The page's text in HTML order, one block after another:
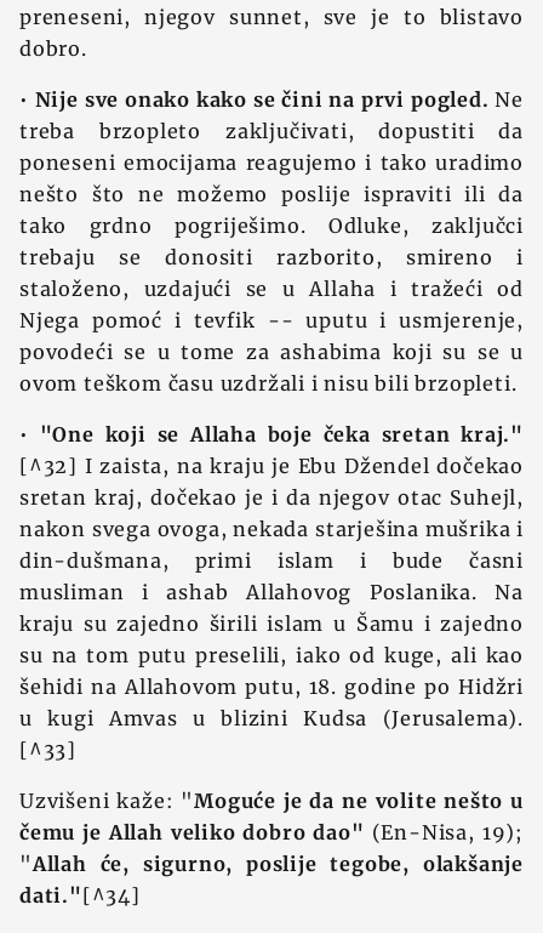
preneseni, njegov sunnet, sve je to blistavo
dobro.
• Nije sve onako kako se čini na prvi pogled. Ne
treba brzopleto zaključivati, dopustiti da
poneseni emocijama reagujemo i tako uradimo
nešto što ne možemo poslije ispraviti ili da
tako grdno pogriješimo. Odluke, zaključci
trebaju se donositi razborito, smireno i
staloženo, uzdajući se u Allaha i tražeći od
Njega pomoć i tevfik -- uputu i usmjerenje,
povodeći se u tome za ashabima koji su se u
ovom teškom času uzdržali i nisu bili brzopleti.
• "One koji se Allaha boje čeka sretan kraj."
[^32] I zaista, na kraju je Ebu Džendel dočekao
sretan kraj, dočekao je i da njegov otac Suhejl,
nakon svega ovoga, nekada starješina mušrika i
din-dušmana, primi islam i bude časni
musliman i ashab Allahovog Poslanika. Na
kraju su zajedno širili islam u Šamu i zajedno
su na tom putu preselili, iako od kuge, ali kao
šehidi na Allahovom putu, 18. godine po Hidžri
u kugi Amvas u blizini Kudsa (Jerusalema).
[^33]
Uzvišeni kaže: "Moguće je da ne volite nešto u
čemu je Allah veliko dobro dao" (En-Nisa, 19);
"Allah će, sigurno, poslije tegobe, olakšanje
dati."[^34]